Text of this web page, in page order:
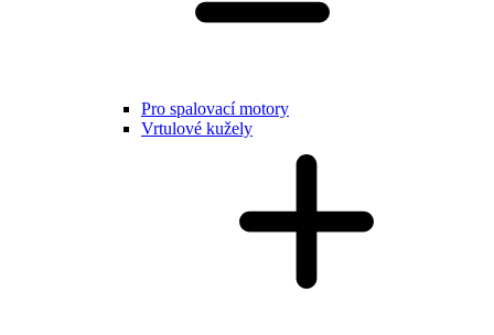
Pro spalovací motory
Vrtulové kužely